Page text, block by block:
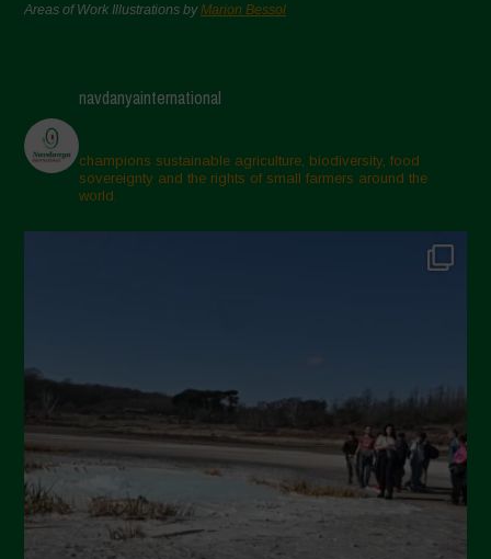
Areas of Work Illustrations byMarion Bessol
navdanyainternational
champions sustainable agriculture, biodiversity, food
sovereignty and the rights of small farmers around the
world.